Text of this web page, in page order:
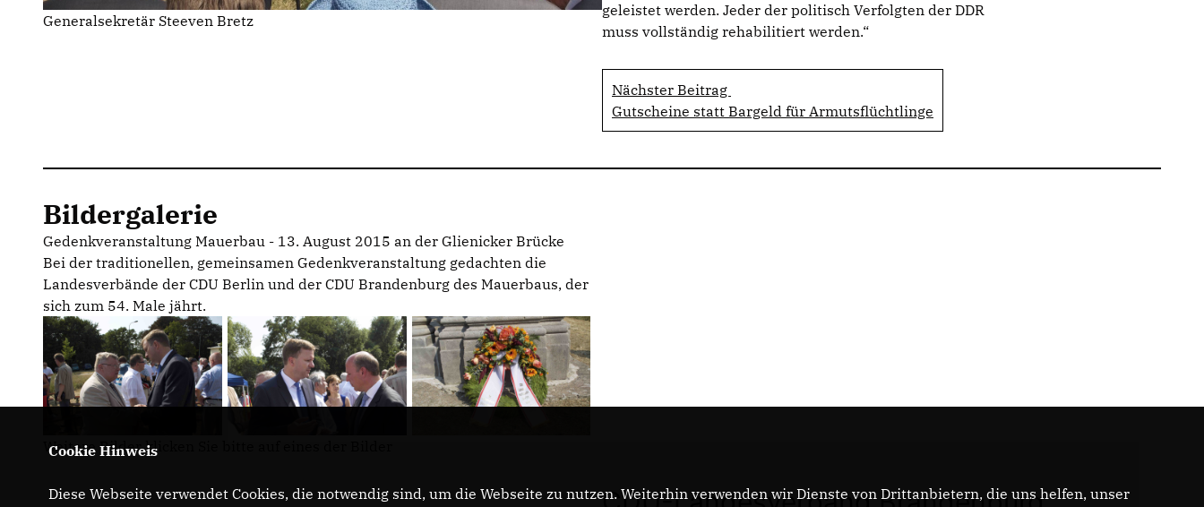
geleistet werden. Jeder der politisch Verfolgten der DDR
muss vollständig rehabilitiert werden.“
Nächster Beitrag
Gutscheine statt Bargeld für Armutsflüchtlinge
Generalsekretär Steeven Bretz
Bildergalerie
Gedenkveranstaltung Mauerbau - 13. August 2015 an der Glienicker Brücke
Bei der traditionellen, gemeinsamen Gedenkveranstaltung gedachten die
Landesverbände der CDU Berlin und der CDU Brandenburg des Mauerbaus, der
sich zum 54. Male jährt.
Weitere Bilder klicken Sie bitte auf eines der Bilder
Cookie Hinweis
Diese Webseite verwendet Cookies, die notwendig sind, um die Webseite zu nutzen. Weiterhin verwenden wir Dienste von Drittanbietern, die uns helfen, unser